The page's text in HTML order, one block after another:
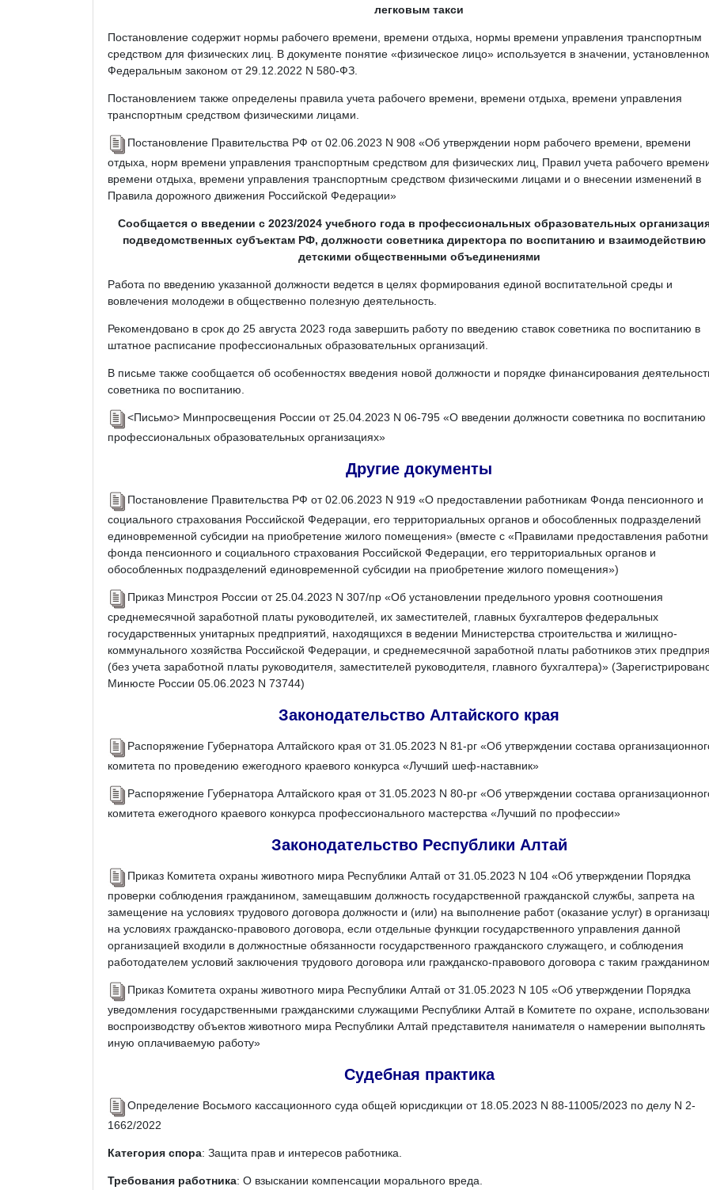
легковым такси
Постановление содержит нормы рабочего времени, времени отдыха, нормы времени управления транспортным
средством для физических лиц. В документе понятие «физическое лицо» используется в значении,
Федеральным законом от 29.12.2022 N 580-ФЗ.
Постановлением также определены правила учета рабочего времени, времени отдыха, времени управления
транспортным средством физическими лицами.
Постановление Правительства РФ от 02.06.2023 N 908 «Об утверждении норм рабочего времени, времени
отдыха, норм времени управления транспортным средством для физических лиц, Правил учета рабочего
времени отдыха, времени управления транспортным средством физическими лицами и о внесении изменений в
Правила дорожного движения Российской Федерации»
Сообщается о введении с 2023/2024 учебного года в профессиональных образовательных
подведомственных субъектам РФ, должности советника директора по воспитанию и взаимодействию
детскими общественными объединениями
Работа по введению указанной должности ведется в целях формирования единой воспитательной среды и
вовлечения молодежи в общественно полезную деятельность.
Рекомендовано в срок до 25 августа 2023 года завершить работу по введению ставок советника по воспитанию в
штатное расписание профессиональных образовательных организаций.
В письме также сообщается об особенностях введения новой должности и порядке финансирования
советника по воспитанию.
<Письмо> Минпросвещения России от 25.04.2023 N 06-795 «О введении должности советника по воспитанию
профессиональных образовательных организациях»
Другие документы
Постановление Правительства РФ от 02.06.2023 N 919 «О предоставлении работникам Фонда пенсионного и
социального страхования Российской Федерации, его территориальных органов и обособленных подразделений
единовременной субсидии на приобретение жилого помещения» (вместе с «Правилами предоставления
фонда пенсионного и социального страхования Российской Федерации, его территориальных органов и
обособленных подразделений единовременной субсидии на приобретение жилого помещения»)
Приказ Минстроя России от 25.04.2023 N 307/пр «Об установлении предельного уровня соотношения
среднемесячной заработной платы руководителей, их заместителей, главных бухгалтеров федеральных
государственных унитарных предприятий, находящихся в ведении Министерства строительства и жилищно-
коммунального хозяйства Российской Федерации, и среднемесячной заработной платы работников этих
(без учета заработной платы руководителя, заместителей руководителя, главного бухгалтера)»
Минюсте России 05.06.2023 N 73744)
Законодательство Алтайского края
Распоряжение Губернатора Алтайского края от 31.05.2023 N 81-рг «Об утверждении состава
комитета по проведению ежегодного краевого конкурса «Лучший шеф-наставник»
Распоряжение Губернатора Алтайского края от 31.05.2023 N 80-рг «Об утверждении состава
комитета ежегодного краевого конкурса профессионального мастерства «Лучший по профессии»
Законодательство Республики Алтай
Приказ Комитета охраны животного мира Республики Алтай от 31.05.2023 N 104 «Об утверждении Порядка
проверки соблюдения гражданином, замещавшим должность государственной гражданской службы, запрета на
замещение на условиях трудового договора должности и (или) на выполнение работ (оказание услуг) в
на условиях гражданско-правового договора, если отдельные функции государственного управления данной
организацией входили в должностные обязанности государственного гражданского служащего, и соблюдения
работодателем условий заключения трудового договора или гражданско-правового договора с таким
Приказ Комитета охраны животного мира Республики Алтай от 31.05.2023 N 105 «Об утверждении Порядка
уведомления государственными гражданскими служащими Республики Алтай в Комитете по охране,
воспроизводству объектов животного мира Республики Алтай представителя нанимателя о намерении выполнять
иную оплачиваемую работу»
Судебная практика
Определение Восьмого кассационного суда общей юрисдикции от 18.05.2023 N 88-11005/2023 по делу N 2-
1662/2022
Категория спора: Защита прав и интересов работника.
Требования работника: О взыскании компенсации морального вреда.